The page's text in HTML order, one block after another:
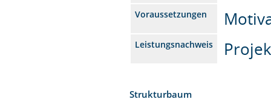
Voraussetzungen
Leistungsnachweis
Strukturbaum